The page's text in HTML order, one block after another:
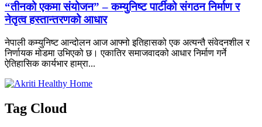
“तीनको एकमा संयोजन” – कम्युनिष्ट पार्टीको संगठन निर्माण र
नेतृत्व हस्तान्तरणको आधार
नेपाली कम्युनिष्ट आन्दोलन आज आफ्नो इतिहासको एक अत्यन्तै संवेदनशील र
निर्णायक मोडमा उभिएको छ। एकातिर समाजवादको आधार निर्माण गर्ने
ऐतिहासिक कार्यभार हाम्रा...
Tag Cloud